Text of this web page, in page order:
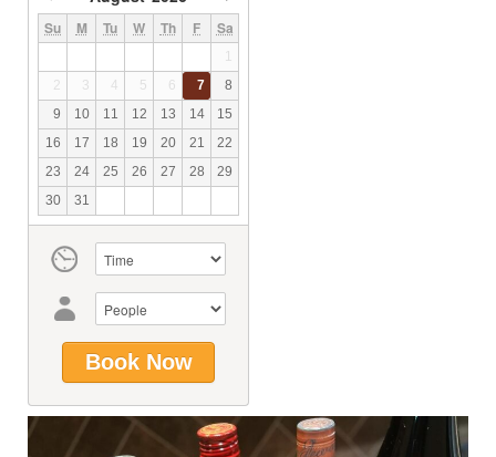
Su M Tu W Th F Sa
1
2
3 5 6 7
8
9
10 11 12 13 14
15
16
17 18 19 20 21
22
23
24 25 26 27 28
29
30
31